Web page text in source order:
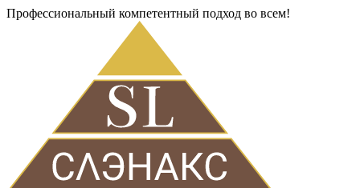
Профессиональный компетентный подход во всем!